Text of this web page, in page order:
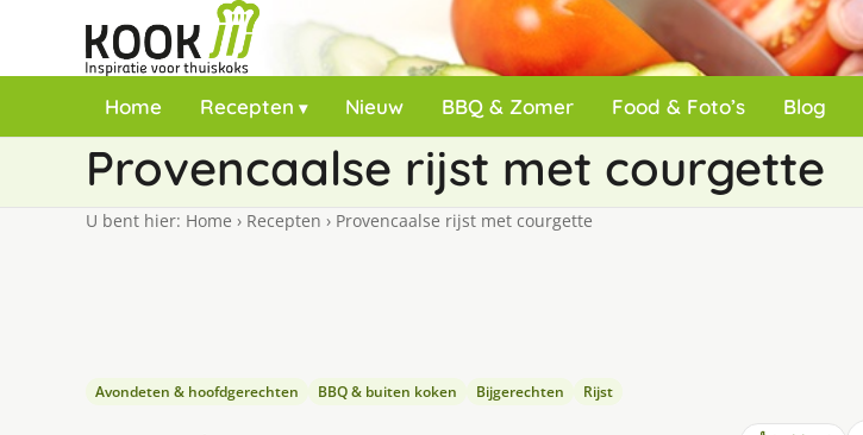
Home Recepten Nieuw BBQ & Zomer Food & Foto’s Blog
Provencaalse rijst met courgette
U bent hier: Home › Recepten › Provencaalse rijst met courgette
Avondeten & hoofdgerechten BBQ & buiten koken Bijgerechten Rijst